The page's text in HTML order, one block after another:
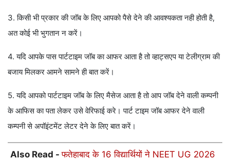
3. किसी भी प्रकार की जॉब के लिए आपको पैसे देने की आवश्यकता नही होती है,
अत कोई भी भुगतान न करें।
4. यदि आपके पास पार्टटाइम जॉब का आफर आता है तो व्हाट्सएप या टेलीग्राम की
बजाय मिलकर आमने सामने ही बात करें।
5. यदि आपको पार्टटाइम जॉब के लिए मैसेज आता है तो आप जॉब देने वाली कम्पनी
के आफिस का पता लेकर उसे वेरिफाई करे। पार्ट टाइम जॉब आफर देने वाली
कम्पनी से अपॉइंटमेंट लेटर देने के लिए बात करें।
Also Read -फतेहाबाद के 16 विद्यार्थियों ने NEET UG 2026